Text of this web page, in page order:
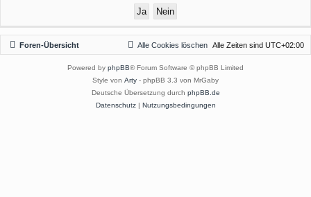
Foren-Übersicht Alle Zeiten sind UTC+02:00
Alle Cookies löschen
Powered by phpBB® Forum Software © phpBB Limited
Style von Arty - phpBB 3.3 von MrGaby
Deutsche Übersetzung durch phpBB.de
Datenschutz| Nutzungsbedingungen